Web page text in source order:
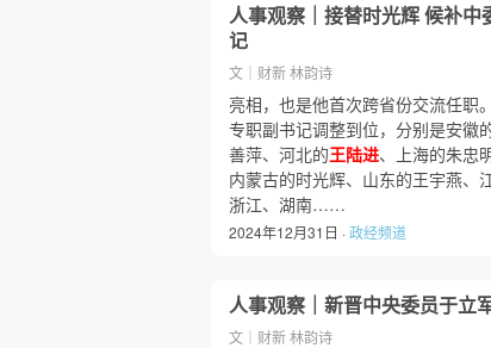
人事观察｜接替时光辉 候补
记
文｜财新 林韵诗
亮相，也是他首次跨省份交流任职
专职副书记调整到位，分别是安徽
善萍、河北的王陆进、上海的朱忠
内蒙古的时光辉、山东的王宇燕、
浙江、湖南……
2024年12月31日 ·政经频道
人事观察｜新晋中央委员于立
文｜财新 林韵诗